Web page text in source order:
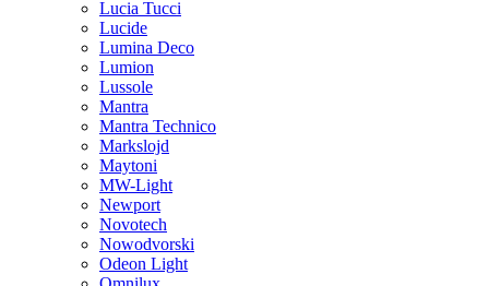
Lucia Tucci
Lucide
Lumina Deco
Lumion
Lussole
Mantra
Mantra Technico
Markslojd
Maytoni
MW-Light
Newport
Novotech
Nowodvorski
Odeon Light